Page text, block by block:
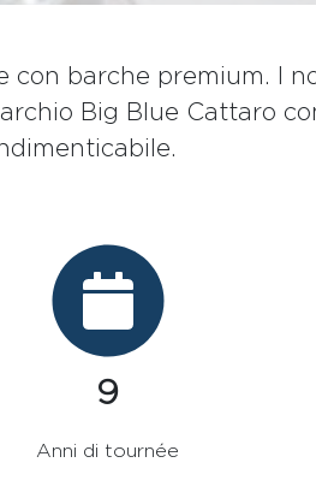
con barche premium. I
Big Blue Cattaro
10
Anni di tournée